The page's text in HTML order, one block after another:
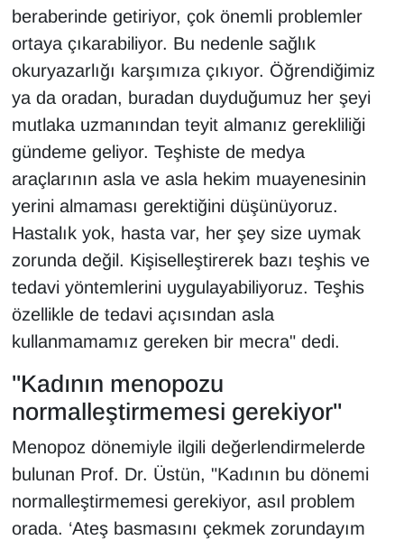
beraberinde getiriyor, çok önemli problemler
ortaya çıkarabiliyor. Bu nedenle sağlık
okuryazarlığı karşımıza çıkıyor. Öğrendiğimiz
ya da oradan, buradan duyduğumuz her şeyi
mutlaka uzmanından teyit almanız gerekliliği
gündeme geliyor. Teşhiste de medya
araçlarının asla ve asla hekim muayenesinin
yerini almaması gerektiğini düşünüyoruz.
Hastalık yok, hasta var, her şey size uymak
zorunda değil. Kişiselleştirerek bazı teşhis ve
tedavi yöntemlerini uygulayabiliyoruz. Teşhis
özellikle de tedavi açısından asla
kullanmamamız gereken bir mecra" dedi.
"Kadının menopozu
normalleştirmemesi gerekiyor"
Menopoz dönemiyle ilgili değerlendirmelerde
bulunan Prof. Dr. Üstün, "Kadının bu dönemi
normalleştirmemesi gerekiyor, asıl problem
orada. ‘Ateş basmasını çekmek zorundayım